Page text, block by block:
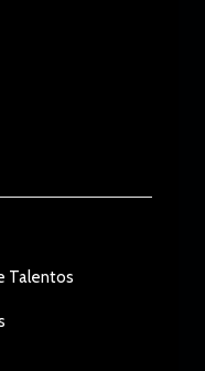
Talentos